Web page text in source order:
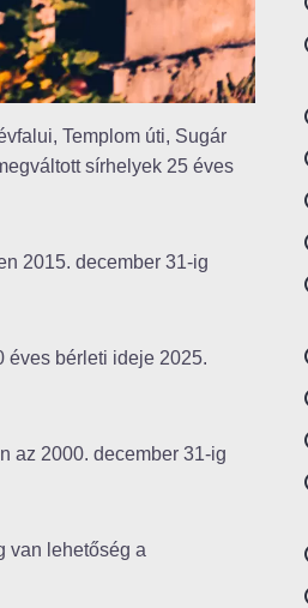
Templom úti, Sugár
sírhelyek 25 éves
2015. december 31-ig
éves bérleti ideje 2025.
az 2000. december 31-ig
van lehetőség a